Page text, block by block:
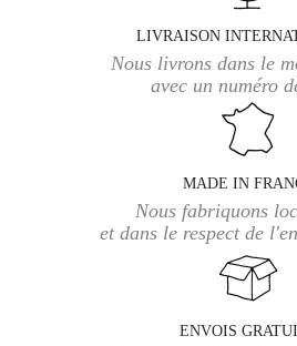
LIVRAISON
Nous livrons dans le
avec un numéro
MADE IN
Nous fabriquons
et dans le respect de
ENVOIS